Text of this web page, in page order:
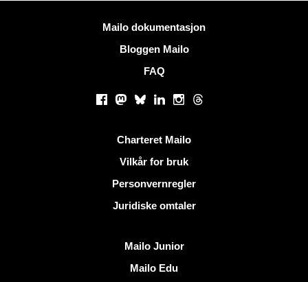
Mailo dokumentasjon
Bloggen Mailo
FAQ
Facebook
Mastodon
BlueskyLinkedInInstagram
Threads
Charteret Mailo
Vilkår for bruk
Personvernregler
Juridiske omtaler
Mailo Junior
Mailo Edu